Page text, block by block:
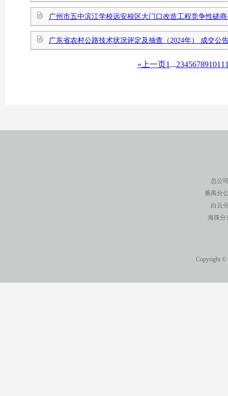
广州市五中滨江学校远安校区大门口改造工程竞争性磋
广东省农村公路技术状况评定及抽查（2024年） 成交公
«上一页1 ...234567891011
总公
番禺分
白云
海珠分
Copyright ©